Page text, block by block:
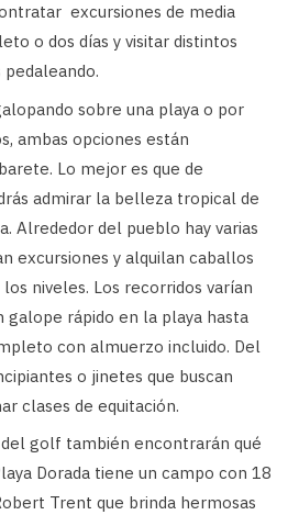
excursiones de media
o dos días y visitar distintos
sobre una playa o por
ambas opciones están
Lo mejor es que de
admirar la belleza tropical de
Alrededor del pueblo hay varias
excursiones y alquilan caballos
niveles. Los recorridos varían
galope rápido en la playa hasta
con almuerzo incluido. Del
o jinetes que buscan
clases de equitación.
golf también encontrarán qué
Dorada tiene un campo con 18
Trent que brinda hermosas